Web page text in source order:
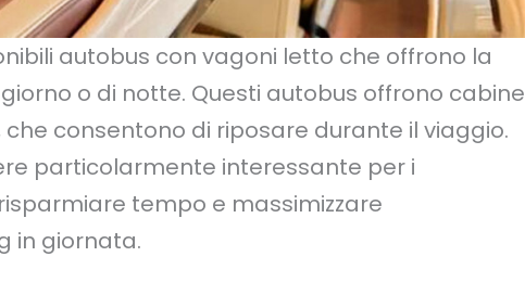
autobus con vagoni letto che offrono la
o di notte. Questi autobus offrono cabine
consentono di riposare durante il viaggio.
particolarmente interessante per i
tempo e massimizzare
in giornata.